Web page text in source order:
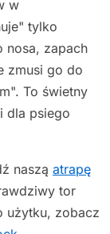
w
tylko
nosa, zapach
zmusi go do
To świetny
dla psiego
naszą atrapę
tor
użytku, zobacz